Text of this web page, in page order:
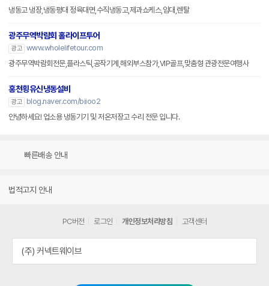
냉동고 냉장,냉동평대 정육대면,수직냉동고,제과쇼케스,임대,렌탈
광주무역박람회 홀라이프투어
광고 www.wholelifetour.com
광주무역박람회전문,플라스틱,공작기계,해외부스참가,VIP골프,맞춤형 관광전문여행사
홍천횡유신냉동설비
광고
blog.naver.com/biioo2
안녕하세요! 업소용 냉동기기 및 저온저장고 수리 전문 입니다.
빠른배송 안내
법적고지 안내
PC버전 로그인 개인정보처리방침 고객센터
(주) 커넥트웨이브